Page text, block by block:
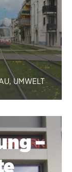
, UMWELT
–